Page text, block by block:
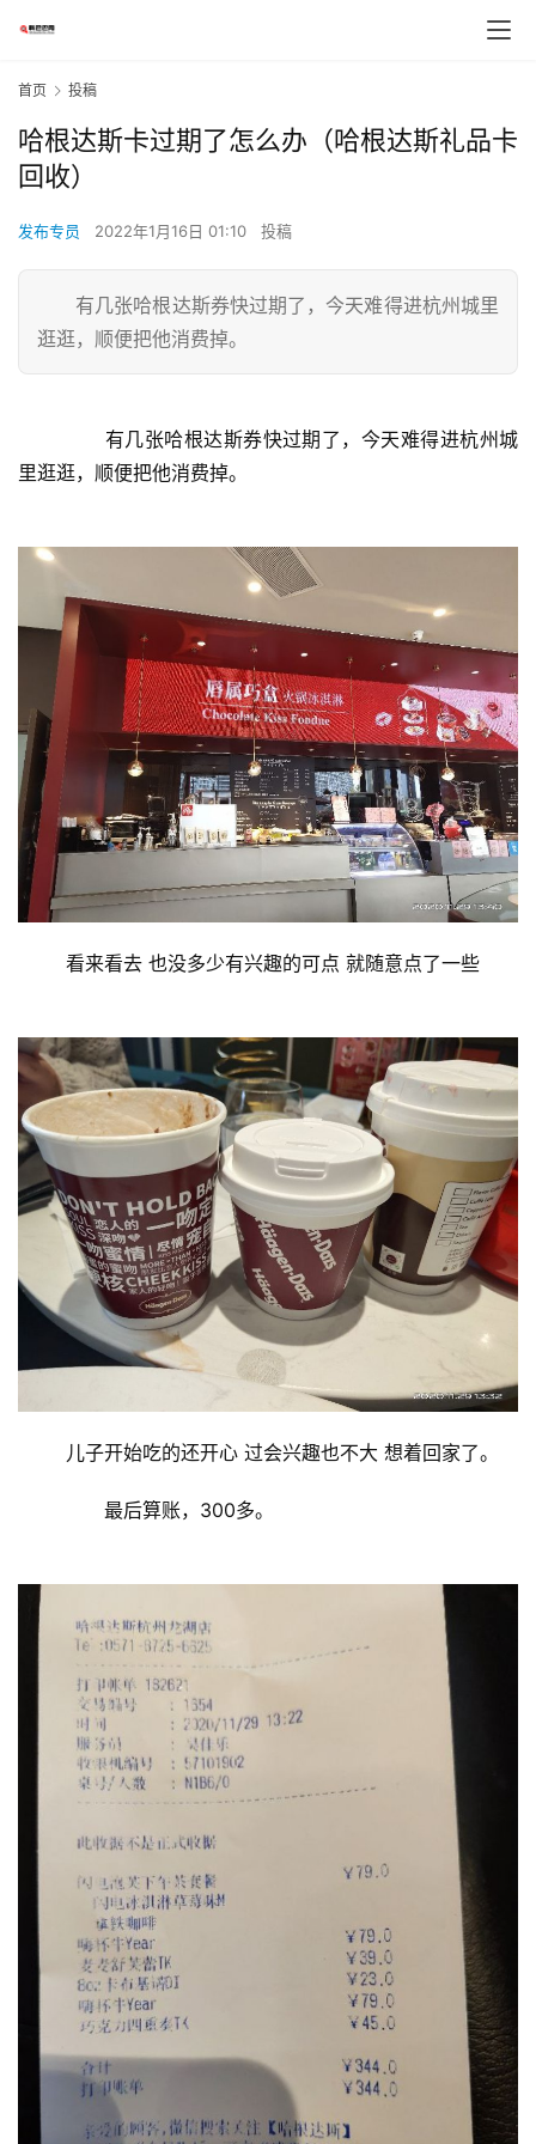
首页 投稿
哈根达斯卡过期了怎么办（哈根达斯礼品卡
回收）
发布专员 2022年1月16日 01:10 投稿
有几张哈根达斯券快过期了，今天难得进杭州城里
逛逛，顺便把他消费掉。
里逛逛，顺便把他消费掉。
	看来看去 也没多少有兴趣的可点 就随意点了一些
	儿子开始吃的还开心 过会兴趣也不大 想着回家了。
	  最后算账，300多。